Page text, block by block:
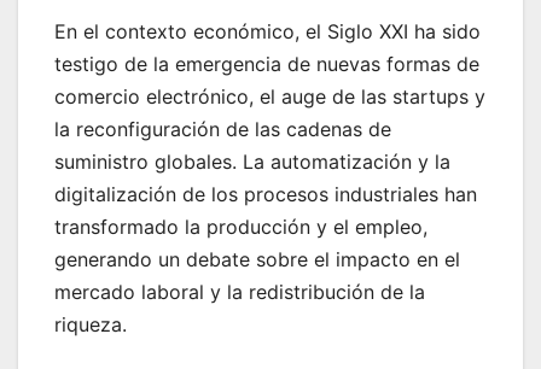
En el contexto económico, el Siglo XXI ha sido
testigo de la emergencia de nuevas formas de
comercio electrónico, el auge de las startups y
la reconfiguración de las cadenas de
suministro globales. La automatización y la
digitalización de los procesos industriales han
transformado la producción y el empleo,
generando un debate sobre el impacto en el
mercado laboral y la redistribución de la
riqueza.